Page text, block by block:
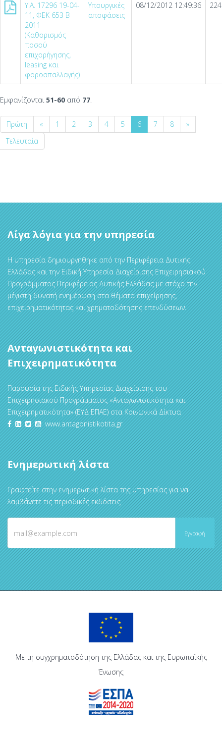
Υ.Α. 17296 19-04-
11, ΦΕΚ 653 Β
2011
(Καθορισμός
ποσού
επιχορήγησης,
leasing και
φοροαπαλλαγής)
Υπουργικές
αποφάσεις
08/12/2012 12:49:36
Εμφανίζονται 51-60 από 77.
Πρώτη « 1 2 3 4 5 6 7 8
»
Τελευταία
Λίγα λόγια για την υπηρεσία
Η υπηρεσία δημιουργήθηκε από την Περιφέρεια Δυτικής
Ελλάδας και την Ειδική Υπηρεσία Διαχείρισης Επιχειρησιακού
Προγράμματος Περιφέρειας Δυτικής Ελλάδας με στόχο την
μέγιστη δυνατή ενημέρωση στα θέματα επιχείρησης,
επιχειρηματικότητας και χρηματοδότησης επενδύσεων.
Ανταγωνιστικότητα και
Επιχειρηματικότητα
Παρουσία της Ειδικής Υπηρεσίας Διαχείρισης του
Επιχειρησιακού Προγράμματος «Ανταγωνιστικότητα και
Επιχειρηματικότητα» (ΕΥΔ ΕΠΑΕ) στα Κοινωνικά Δίκτυα
www.antagonistikotita.gr
Ενημερωτική λίστα
Γραφτείτε στην ενημερωτική λίστα της υπηρεσίας για να
λαμβάνετε τις περιοδικές εκδόσεις
Με τη συγχρηματοδότηση της Ελλάδας και της Ευρωπαϊκής
Ένωσης